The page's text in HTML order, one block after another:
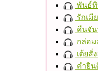
พันธ์
รักเมี
คืนจั
กล่อม
เต้ยสั่
คำยิน